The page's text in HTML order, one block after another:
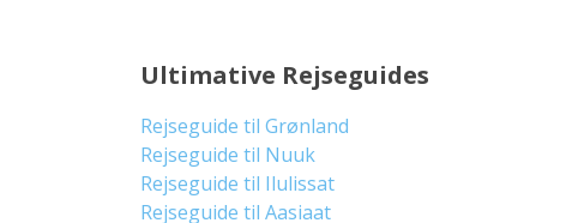
Ultimative Rejseguides
Rejseguide til Grønland
Rejseguide til Nuuk
Rejseguide til Ilulissat
Rejseguide til Aasiaat